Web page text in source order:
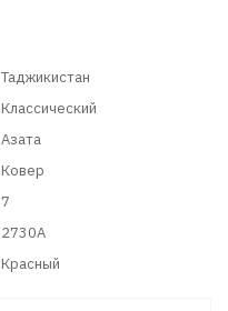
Таджикистан
Классический
Азата
Ковер
7
2730A
Красный